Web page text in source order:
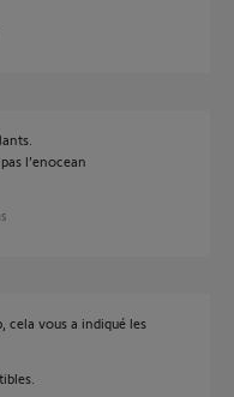
l’enocean
cela vous a indiqué les